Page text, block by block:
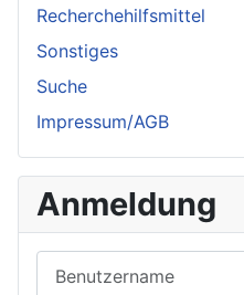
Recherchehilfsmittel
Sonstiges
Suche
Impressum/AGB
Anmeldung